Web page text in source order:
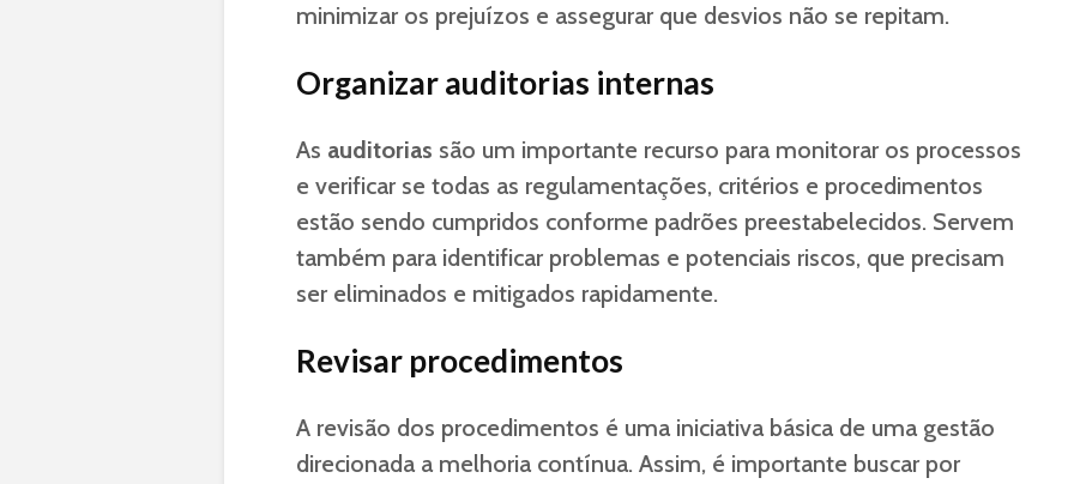
minimizar os prejuízos e assegurar que desvios não se repitam.
Organizar auditorias internas
As auditorias são um importante recurso para monitorar os processos
e verificar se todas as regulamentações, critérios e procedimentos
estão sendo cumpridos conforme padrões preestabelecidos. Servem
também para identificar problemas e potenciais riscos, que precisam
ser eliminados e mitigados rapidamente.
Revisar procedimentos
A revisão dos procedimentos é uma iniciativa básica de uma gestão
direcionada a melhoria contínua. Assim, é importante buscar por